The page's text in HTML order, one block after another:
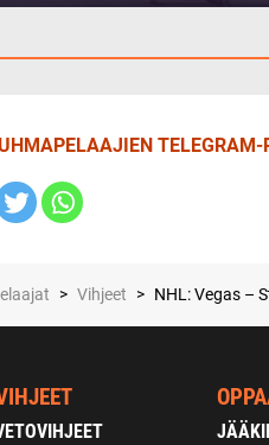
TELEGRAM-
> Vihjeet > NHL: Vegas –